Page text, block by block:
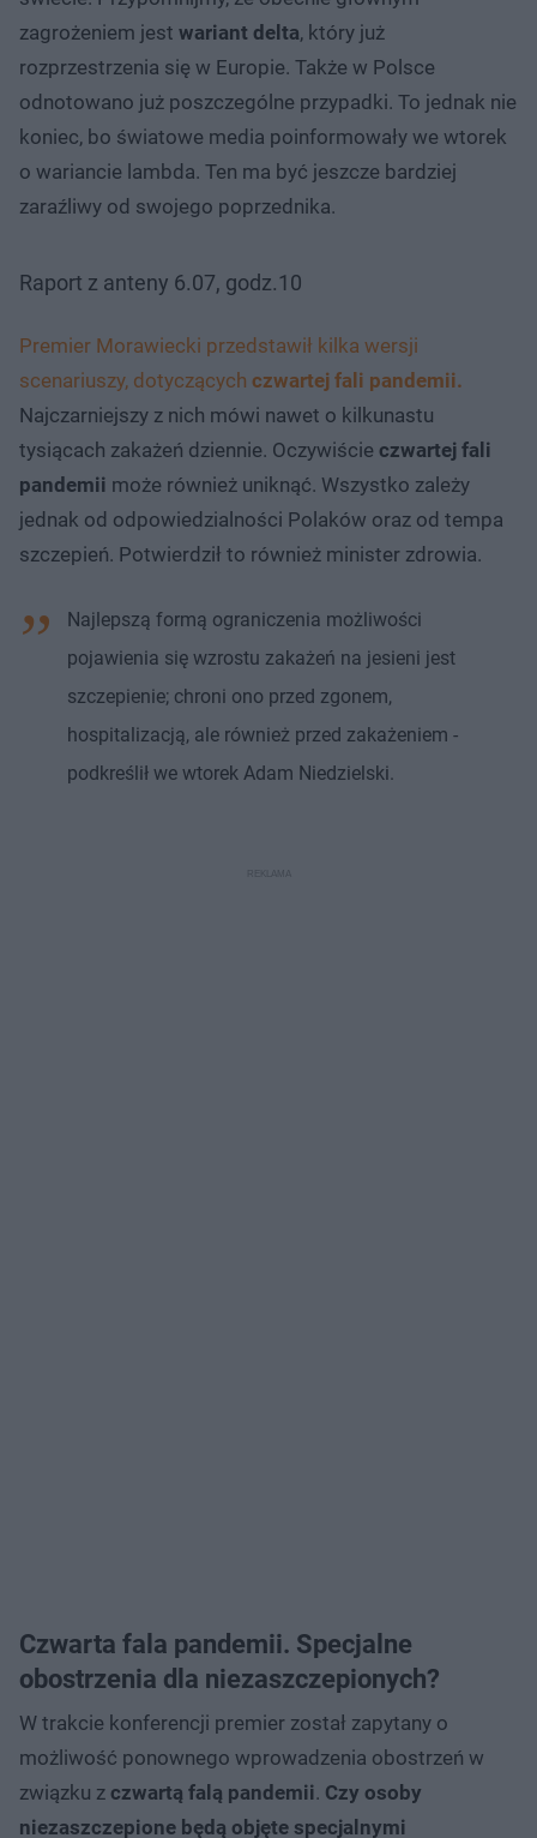
zagrożeniem jest wariant delta, który już
rozprzestrzenia się w Europie. Także w Polsce
odnotowano już poszczególne przypadki. To jednak nie
koniec, bo światowe media poinformowały we wtorek
o wariancie lambda. Ten ma być jeszcze bardziej
zaraźliwy od swojego poprzednika.
Raport z anteny 6.07, godz.10
Premier Morawiecki przedstawił kilka wersji
scenariuszy, dotyczących czwartej fali pandemii.
Najczarniejszy z nich mówi nawet o kilkunastu
tysiącach zakażeń dziennie. Oczywiście czwartej fali
pandemii może również uniknąć. Wszystko zależy
jednak od odpowiedzialności Polaków oraz od tempa
szczepień. Potwierdził to również minister zdrowia.
Najlepszą formą ograniczenia możliwości
pojawienia się wzrostu zakażeń na jesieni jest
szczepienie; chroni ono przed zgonem,
hospitalizacją, ale również przed zakażeniem -
podkreślił we wtorek Adam Niedzielski.
Czwarta fala pandemii. Specjalne
obostrzenia dla niezaszczepionych?
W trakcie konferencji premier został zapytany o
możliwość ponownego wprowadzenia obostrzeń w
związku z czwartą falą pandemii. Czy osoby
niezaszczepione będą objęte specjalnymi